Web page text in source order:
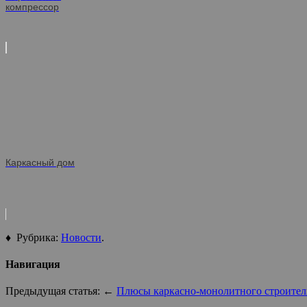
компрессор
Каркасный дом
♦ Рубрика: Новости.
Навигация
Предыдущая статья: ← Плюсы каркасно-монолитного